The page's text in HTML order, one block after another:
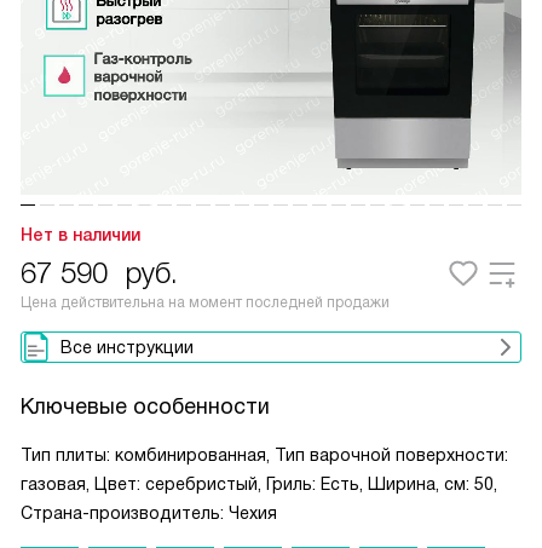
Нет в наличии
67 590 руб.
Цена действительна на момент последней продажи
Все инструкции
Ключевые особенности
Тип плиты: комбинированная, Тип варочной поверхности:
газовая, Цвет: серебристый, Гриль: Есть, Ширина, см: 50,
Страна-производитель: Чехия